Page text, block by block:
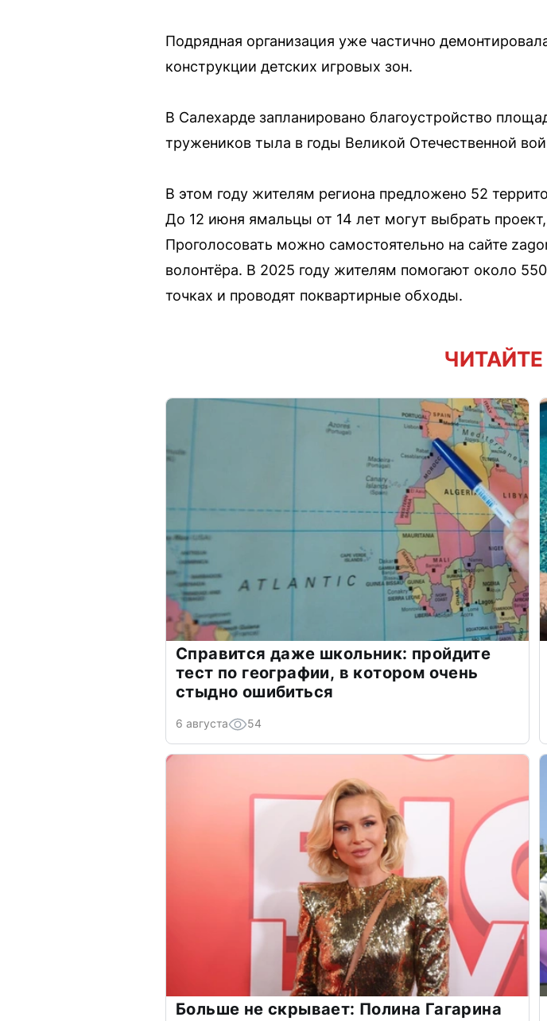
Подрядная организация уже частично
конструкции детских игровых зон.
В Салехарде запланировано благоустройство
тружеников тыла в годы Великой Отечественной
В этом году жителям региона предложено 52
До 12 июня ямальцы от 14 лет могут выбрать
Проголосовать можно самостоятельно на сайте
волонтёра. В 2025 году жителям помогают около
точках и проводят поквартирные обходы.
Справится даже школьник: пройдите
тест по географии, в котором очень
стыдно ошибиться
6 августа 54
Больше не скрывает: Полина Гагарина